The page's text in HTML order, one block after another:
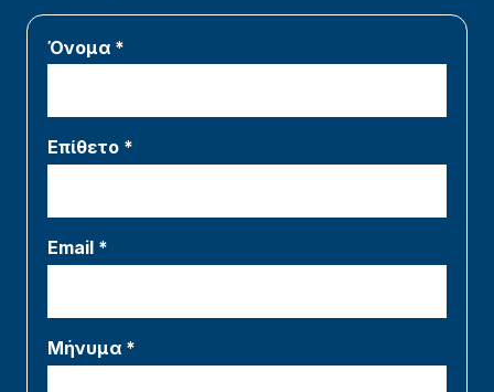
Όνομα *
Επίθετο *
Email *
Μήνυμα *